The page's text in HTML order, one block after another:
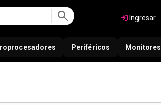
Ingresar
Periféricos Monitores